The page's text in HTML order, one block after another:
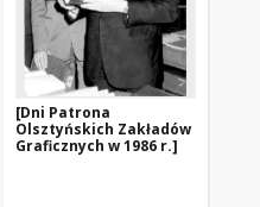
[Dni Patrona
Olsztyńskich Zakładów
Graficznych w 1986 r.]